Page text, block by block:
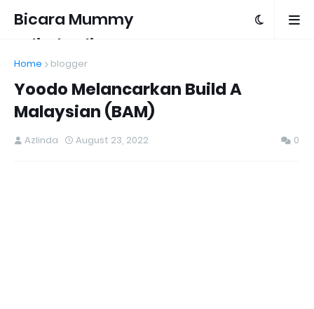
Bicara Mummy
Azlinda Alin
Home blogger
Yoodo Melancarkan Build A
Malaysian (BAM)
Azlinda August 23, 2022 0